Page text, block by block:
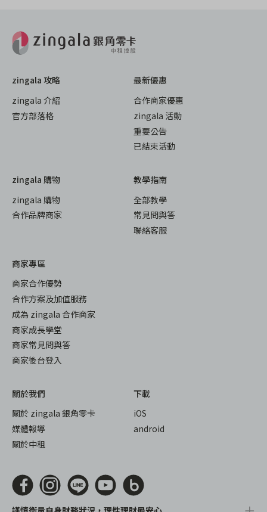
zingala 攻略
zingala 介紹
官方部落格
最新優惠
合作商家優惠
zingala 活動
重要公告
已結束活動
zingala 購物
zingala 購物
合作品牌商家
教學指南
全部教學
常見問與答
聯絡客服
商家專區
商家合作優勢
合作方案及加值服務
成為 zingala 合作商家
商家成長學堂
商家常見問與答
商家後台登入
關於我們
關於 zingala 銀角零卡
媒體報導
關於中租
下載
iOS
android